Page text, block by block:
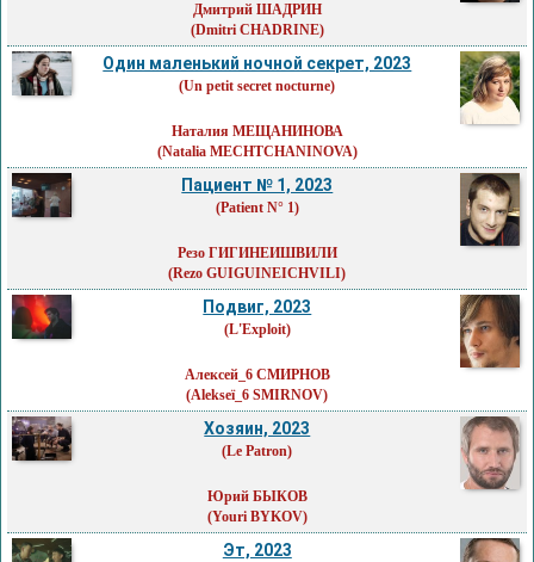
Дмитрий ШАДРИН
(Dmitri CHADRINE)
Один маленький ночной секрет, 2023
(Un petit secret nocturne)
Наталия МЕЩАНИНОВА
(Natalia MECHTCHANINOVA)
Пациент № 1, 2023
(Patient N° 1)
Резо ГИГИНЕИШВИЛИ
(Rezo GUIGUINEICHVILI)
Подвиг, 2023
(L'Exploit)
Алексей_6 СМИРНОВ
(Alekseï_6 SMIRNOV)
Хозяин, 2023
(Le Patron)
Юрий БЫКОВ
(Youri BYKOV)
Эт, 2023